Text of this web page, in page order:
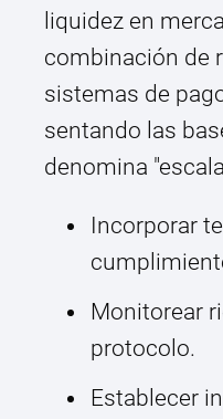
liquidez en
combinación de
sistemas de
sentando las
denomina
Incorporar
Monitorear
protocolo.
Establecer